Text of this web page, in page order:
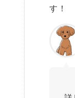
す！